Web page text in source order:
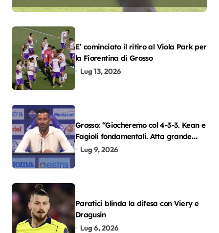
E’ cominciato il ritiro al Viola Park per
la Fiorentina di Grosso
Lug 13, 2026
Grosso: “Giocheremo col 4-3-3. Kean e
Fagioli fondamentali. Atta grande
colpo”
Lug 9, 2026
Paratici blinda la difesa con Viery e
Dragusin
Lug 6, 2026